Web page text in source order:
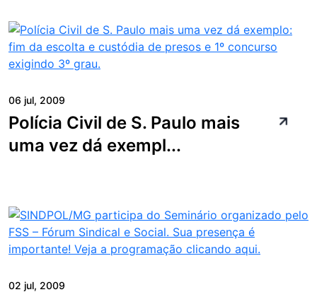
06 jul, 2009
Polícia Civil de S. Paulo mais
uma vez dá exempl...
02 jul, 2009